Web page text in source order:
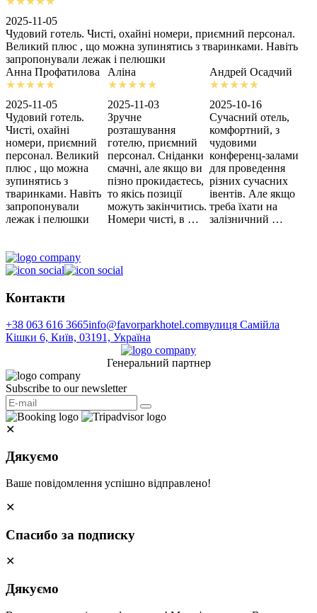
2025-11-05
Чудовий готель. Чисті, охайні номери, приємний персонал.
Великий плюс , що можна зупинятись з тваринками. Навіть
запропонували лежак і пелюшки
Анна Профатилова
2025-11-05
Чудовий готель.
Чисті, охайні
номери, приємний
персонал. Великий
плюс , що можна
зупинятись з
тваринками. Навіть
запропонували
лежак і пелюшки
Аліна
2025-11-03
Зручне
розташування
готелю, приємний
персонал. Сніданки
смачні, але якщо ви
пізно прокидаєтесь,
то якісь позиції
можуть закінчитись.
Номери чисті, в …
Андрей Осадчий
2025-10-16
Сучасний отель,
комфортний, з
чудовими
конференц-залами
для проведення
різних сучасних
івентів. Але якщо
треба їхати на
залізничний …
Контакти
+38 063 616 3665info@favorparkhotel.comвулиця Самійла
Кішки 6, Київ, 03191, Україна
Генеральний партнер
Subscribe to our newsletter
✕
Дякуємо
Ваше повідомлення успішно відправлено!
✕
Спасибо за подписку
✕
Дякуємо